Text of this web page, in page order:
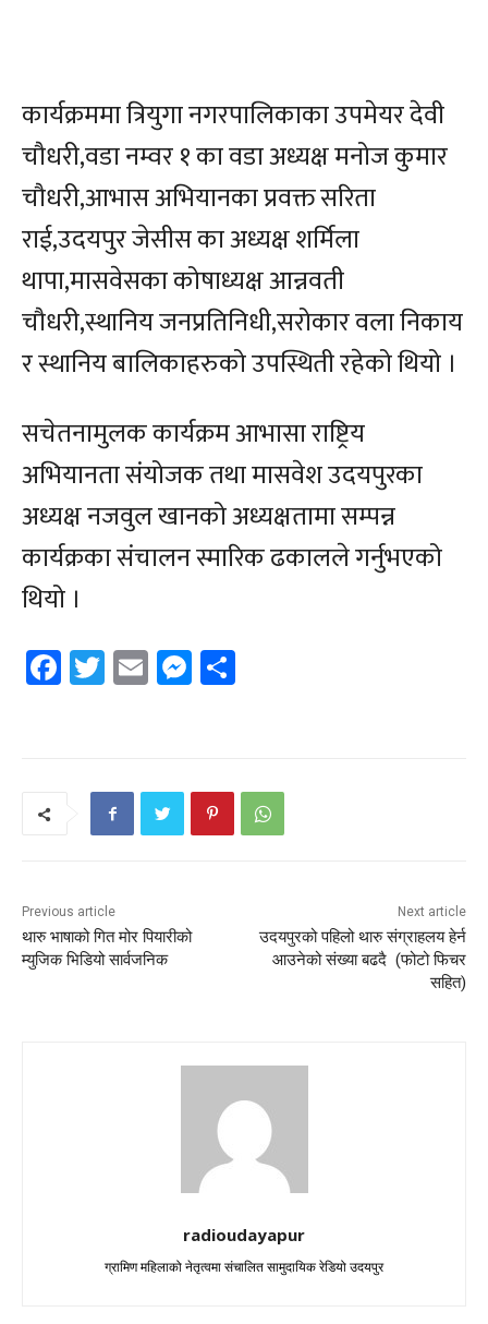
कार्यक्रममा त्रियुगा नगरपालिकाका उपमेयर देवी
चौधरी,वडा नम्वर १ का वडा अध्यक्ष मनोज कुमार
चौधरी,आभास अभियानका प्रवक्त सरिता
राई,उदयपुर जेसीस का अध्यक्ष शर्मिला
थापा,मासवेसका कोषाध्यक्ष आन्नवती
चौधरी,स्थानिय जनप्रतिनिधी,सरोकार वला निकाय
र स्थानिय बालिकाहरुको उपस्थिती रहेको थियो ।
सचेतनामुलक कार्यक्रम आभासा राष्ट्रिय
अभियानता संयोजक तथा मासवेश उदयपुरका
अध्यक्ष नजवुल खानको अध्यक्षतामा सम्पन्न
कार्यक्रका संचालन स्मारिक ढकालले गर्नुभएको
थियो ।
Facebook
Twitter
EmailMessenger
Previous article
थारु भाषाको गित मोर पियारीको
म्युजिक भिडियो सार्वजनिक
Next article
उदयपुरको पहिलो थारु संग्राहलय हेर्न
आउनेको संख्या बढदै (फोटो फिचर
सहित)
radioudayapur
ग्रामिण महिलाको नेतृत्वमा संचालित सामुदायिक रेडियो उदयपुर